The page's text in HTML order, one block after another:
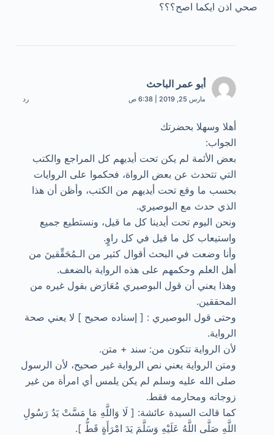
صحي اذن ايكما اصح؟؟؟
أبو عمر الباحث
مارس 25, 2019 | 6:38 ص رد
أهلا وسهلا بحضرتك
الجواب:
بعض الأئمة لم يكن تحت أيديهم كل المراجع والكتب
التي تتحدث عن بعض الرواة، فحكموا على الروايات
بحسب ما وقع تحت أيديهم من الكتب، وأظن أن هذا
الذي حدث مع البوصيري.
ونحن اليوم تحت أيدينا كل ما قيل، ونستطيع جميع
واستيعاب كل ما قيل في كل راوٍ.
وأنا وضعت في البحث أقوال كثير من الـمُحَقِّقينَ من
أهل العلم وحكمهم على هذه الرواية بالضعف.
وهذا يعني أن قول البوصيري مُعَارَض بقول غيره من
المحققين.
وحتى قول البوصيري : [ إسناده صحيح ] لا يعني صحة
الرواية.
لأن الرواية تتكون من: سند + متن.
ومتن الرواية يعني نص الرواية غير صحيح، لأن الرسول
صلى الله عليه وسلم لم يكن يلمس أي امرأة من غير
زوجاته ومحارمه فقط.
كما قالت السيدة عائشة: [ لَا وَاللَّهِ مَا مَسَّتْ يَدُ رَسُولِ
اللَّهِ صَلَّى اللَّهُ عَلَيْهِ وَسَلَّمَ يَدَ امْرَأَةٍ قَطُّ ].